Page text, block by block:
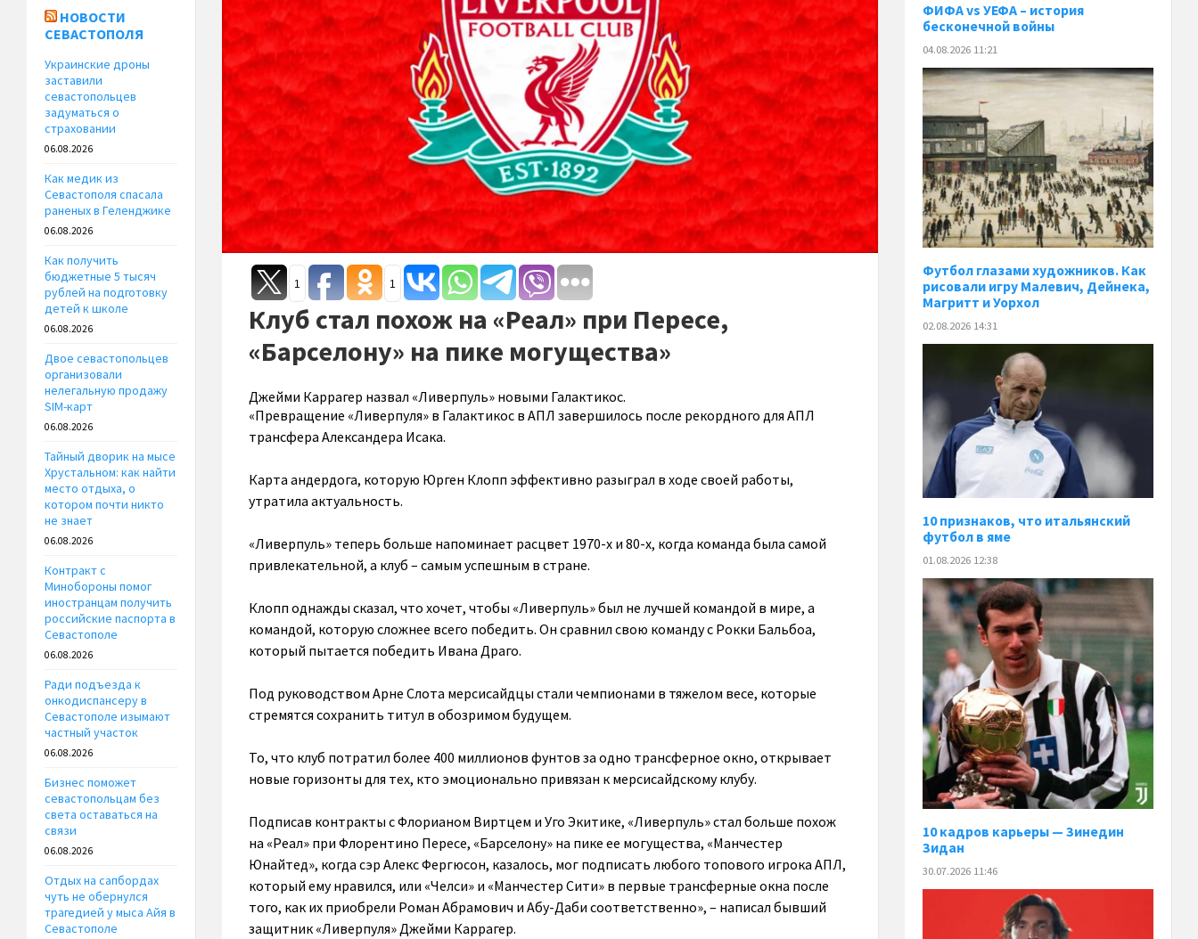
1 1
Клуб стал похож на «Реал» при Пересе,
«Барселону» на пике могущества»
Джейми Каррагер назвал «Ливерпуль» новыми Галактикос.
«Превращение «Ливерпуля» в Галактикос в АПЛ завершилось после рекордного для АПЛ
трансфера Александера Исака.
Карта андердога, которую Юрген Клопп эффективно разыграл в ходе своей работы,
утратила актуальность.
«Ливерпуль» теперь больше напоминает расцвет 1970-х и 80-х, когда команда была самой
привлекательной, а клуб – самым успешным в стране.
Клопп однажды сказал, что хочет, чтобы «Ливерпуль» был не лучшей командой в мире, а
командой, которую сложнее всего победить. Он сравнил свою команду с Рокки Бальбоа,
который пытается победить Ивана Драго.
Под руководством Арне Слота мерсисайдцы стали чемпионами в тяжелом весе, которые
стремятся сохранить титул в обозримом будущем.
То, что клуб потратил более 400 миллионов фунтов за одно трансферное окно, открывает
новые горизонты для тех, кто эмоционально привязан к мерсисайдскому клубу.
Подписав контракты с Флорианом Виртцем и Уго Экитике, «Ливерпуль» стал больше похож
на «Реал» при Флорентино Пересе, «Барселону» на пике ее могущества, «Манчестер
Юнайтед», когда сэр Алекс Фергюсон, казалось, мог подписать любого топового игрока АПЛ,
который ему нравился, или «Челси» и «Манчестер Сити» в первые трансферные окна после
того, как их приобрели Роман Абрамович и Абу-Даби соответственно», – написал бывший
защитник «Ливерпуля» Джейми Каррагер.
НОВОСТИ
СЕВАСТОПОЛЯ
Украинские дроны
заставили
севастопольцев
задуматься о
страховании
06.08.2026
Как медик из
Севастополя спасала
раненых в Геленджике
06.08.2026
Как получить
бюджетные 5 тысяч
рублей на подготовку
детей к школе
06.08.2026
Двое севастопольцев
организовали
нелегальную продажу
SIM-карт
06.08.2026
Тайный дворик на мысе
Хрустальном: как найти
место отдыха, о
котором почти никто
не знает
06.08.2026
Контракт с
Минобороны помог
иностранцам получить
российские паспорта в
Севастополе
06.08.2026
Ради подъезда к
онкодиспансеру в
Севастополе изымают
частный участок
06.08.2026
Бизнес поможет
севастопольцам без
света оставаться на
связи
06.08.2026
Отдых на сапбордах
чуть не обернулся
трагедией у мыса Айя в
Севастополе
ФИФА vs УЕФА – история
бесконечной войны
04.08.2026 11:21
Футбол глазами художников. Как
рисовали игру Малевич, Дейнека,
Магритт и Уорхол
02.08.2026 14:31
10 признаков, что итальянский
футбол в яме
01.08.2026 12:38
10 кадров карьеры — Зинедин
Зидан
30.07.2026 11:46